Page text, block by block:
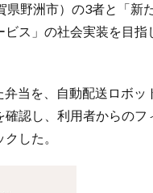
県野洲市）の3者と「新
ス」の社会実装を目指
当を、自動配送ロボッ
認し、利用者からのフ
した。